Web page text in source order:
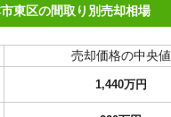
東区の間取り別売却相場
売却価格の中央値
1,440万円